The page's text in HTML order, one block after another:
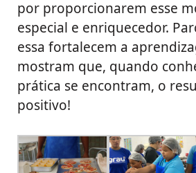
por proporcionarem esse
especial e enriquecedor.
essa fortalecem a
mostram que, quando
prática se encontram, o
positivo!